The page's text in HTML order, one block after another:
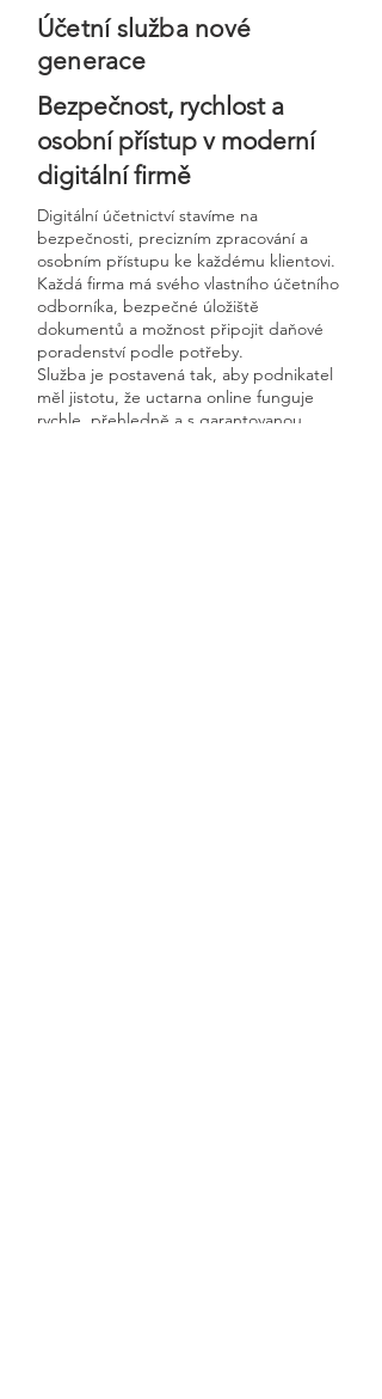
Účetní služba nové
generace
Bezpečnost, rychlost a
osobní přístup v moderní
digitální firmě
Digitální účetnictví stavíme na
bezpečnosti, precizním zpracování a
osobním přístupu ke každému klientovi.
Každá firma má svého vlastního účetního
odborníka, bezpečné úložiště
dokumentů a možnost připojit daňové
poradenství podle potřeby.
Služba je postavená tak, aby podnikatel
měl jistotu, že uctarna online funguje
rychle, přehledně a s garantovanou